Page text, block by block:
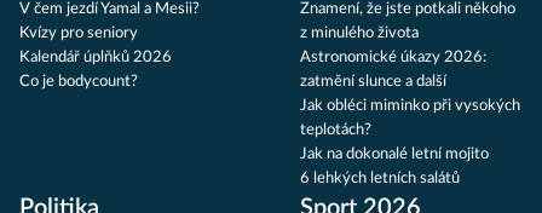
V čem jezdí Yamal a Mesii?
Kvízy pro seniory
Kalendář úplňků 2026
Co je bodycount?
Znamení, že jste potkali někoho
z minulého života
Astronomické úkazy 2026:
zatmění slunce a další
Jak obléci miminko při vysokých
teplotách?
Jak na dokonalé letní mojito
6 lehkých letních salátů